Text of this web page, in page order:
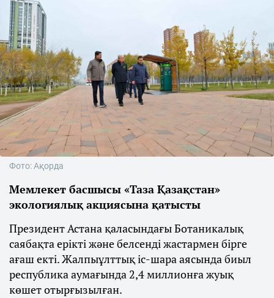
Фото: Ақорда
Мемлекет басшысы «Таза Қазақстан»
экологиялық акциясына қатысты
Президент Астана қаласындағы Ботаникалық
саябақта ерікті және белсенді жастармен бірге
ағаш екті. Жалпыұлттық іс-шара аясында биыл
республика аумағында 2,4 миллионға жуық
көшет отырғызылған.